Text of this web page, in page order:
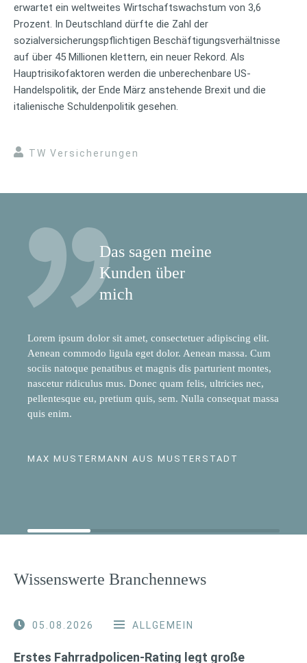
erwartet ein weltweites Wirtschaftswachstum von 3,6
Prozent. In Deutschland dürfte die Zahl der
sozialversicherungspflichtigen Beschäftigungsverhältnisse
auf über 45 Millionen klettern, ein neuer Rekord. Als
Hauptrisikofaktoren werden die unberechenbare US-
Handelspolitik, der Ende März anstehende Brexit und die
italienische Schuldenpolitik gesehen.
TW Versicherungen
Das sagen meine
Kunden über
mich
Lorem ipsum dolor sit amet, consectetuer adipiscing elit.
Aenean commodo ligula eget dolor. Aenean massa. Cum
sociis natoque penatibus et magnis dis parturient montes,
nascetur ridiculus mus. Donec quam felis, ultricies nec,
pellentesque eu, pretium quis, sem. Nulla consequat massa
quis enim.
MAX MUSTERMANN AUS MUSTERSTADT
Wissenswerte Branchennews
05.08.2026 ALLGEMEIN
Erstes Fahrradpolicen-Rating legt große